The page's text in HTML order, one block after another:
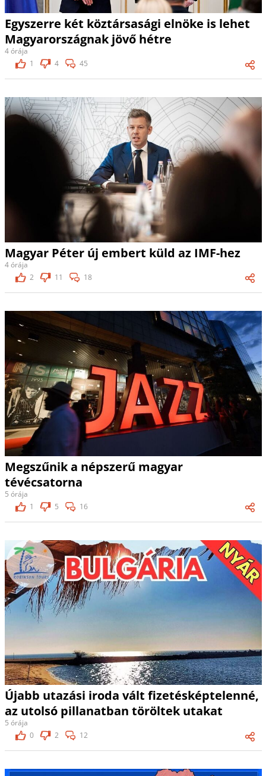
Egyszerre két köztársasági elnöke is lehet
Magyarországnak jövő hétre
4 órája
1
4 45
Magyar Péter új embert küld az IMF-hez
4 órája
2
11 18
Megszűnik a népszerű magyar
tévécsatorna
5 órája
1
5 16
Újabb utazási iroda vált fizetésképtelenné,
az utolsó pillanatban töröltek utakat
5 órája
0
2 12